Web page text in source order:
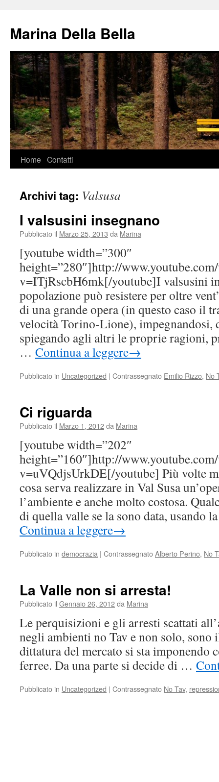
contenuto
Marina Della Bella
Home Contatti
Archivi tag: Valsusa
I valsusini insegnano
Pubblicato il Marzo 25, 2013 da Marina
[youtube width=”300″
height=”280″]http://
v=ITjRscbH6mk[/youtube]I valsusini
popolazione può resistere per oltre
di una grande opera (in questo caso il
velocità Torino-Lione), impegnandosi,
spiegando agli altri le proprie ragioni,
… Continua a leggere→
Pubblicato in Uncategorized | Contrassegnato Emilio Rizzo, No
Ci riguarda
Pubblicato il Marzo 1, 2012da Marina
[youtube width=”202″
height=”160″]http://
v=uVQdjsUrkDE[/youtube] Più volte
cosa serva realizzare in Val Susa
l’ambiente e anche molto costosa.
di quella valle se la sono data, usando
Continua a leggere→
Pubblicato in democrazia | ContrassegnatoAlberto Perino, No
La Valle non si arresta!
Pubblicato il Gennaio 26, 2012da Marina
Le perquisizioni e gli arresti scattati
negli ambienti no Tav e non solo, sono
dittatura del mercato si sta imponendo
ferree. Da una parte si decide di …
Pubblicato in Uncategorized | Contrassegnato No Tav,